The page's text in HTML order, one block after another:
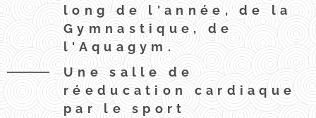
long de l'année, de la
Gymnastique, de
l'Aquagym.
Une salle de
réeducation cardiaque
par le sport